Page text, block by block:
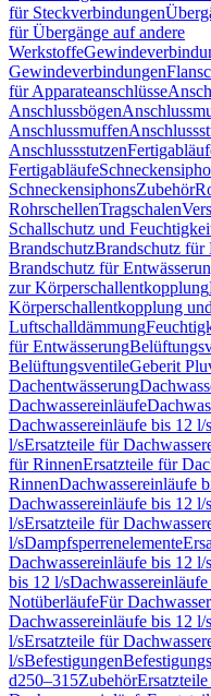
für Steckverbindungen
für Übergänge auf andere
Werkstoffe
Gewindeverbindungen
für Apparateanschlüsse
Anschlussbögen
Anschlussmuffen
Anschlussstutzen
Fertigabläufe
SchneckensiphonsZubehör
RohrschellenTragschalen
Schallschutz und
BrandschutzBrandschutz für
Brandschutz für
zur Körperschallentkopplung
Körperschallentkopplung und
Luftschalldämmung
für Entwässerung
BelüftungsventileGeberit
Dachentwässerung
Dachwassereinläufe
Dachwassereinläufe bis 12 l/s
l/sErsatzteile für
für RinnenErsatzteile für
RinnenDachwassereinläufe
Dachwassereinläufe bis 12 l/s
l/sErsatzteile für
l/sDampfsperrenelemente
Dachwassereinläufe bis 12 l/s
bis 12 l/s
NotüberläufeFür
Dachwassereinläufe bis 12 l/s
l/sErsatzteile für
l/sBefestigungen
d250–315Zubehör